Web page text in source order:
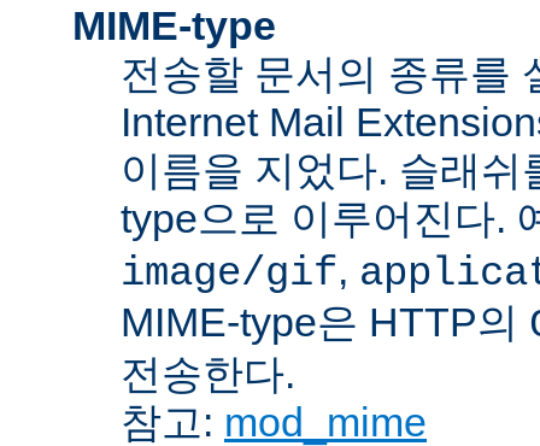
MIME-type
전송할 문서의 종류를
Internet Mail
이름을 지었다. 슬래
type으로 이루어진다.
image/gif,
MIME-type은 HTTP의
전송한다.
참고: mod_mime